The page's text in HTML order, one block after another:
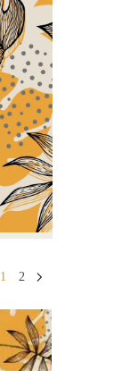
1 2